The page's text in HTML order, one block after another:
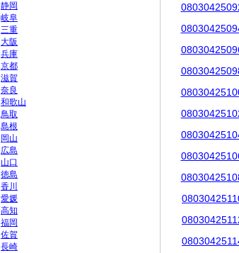
静岡
岐阜
三重
大阪
兵庫
京都
滋賀
奈良
和歌山
鳥取
島根
岡山
広島
山口
徳島
香川
愛媛
高知
福岡
佐賀
長崎